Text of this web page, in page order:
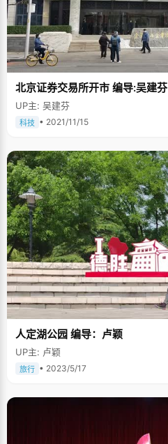
北京证券交易所开市 编导:吴建芬
UP主: 吴建芬
科技 • 2021/11/15
人定湖公园 编导：卢颖
UP主: 卢颖
旅行 • 2023/5/17